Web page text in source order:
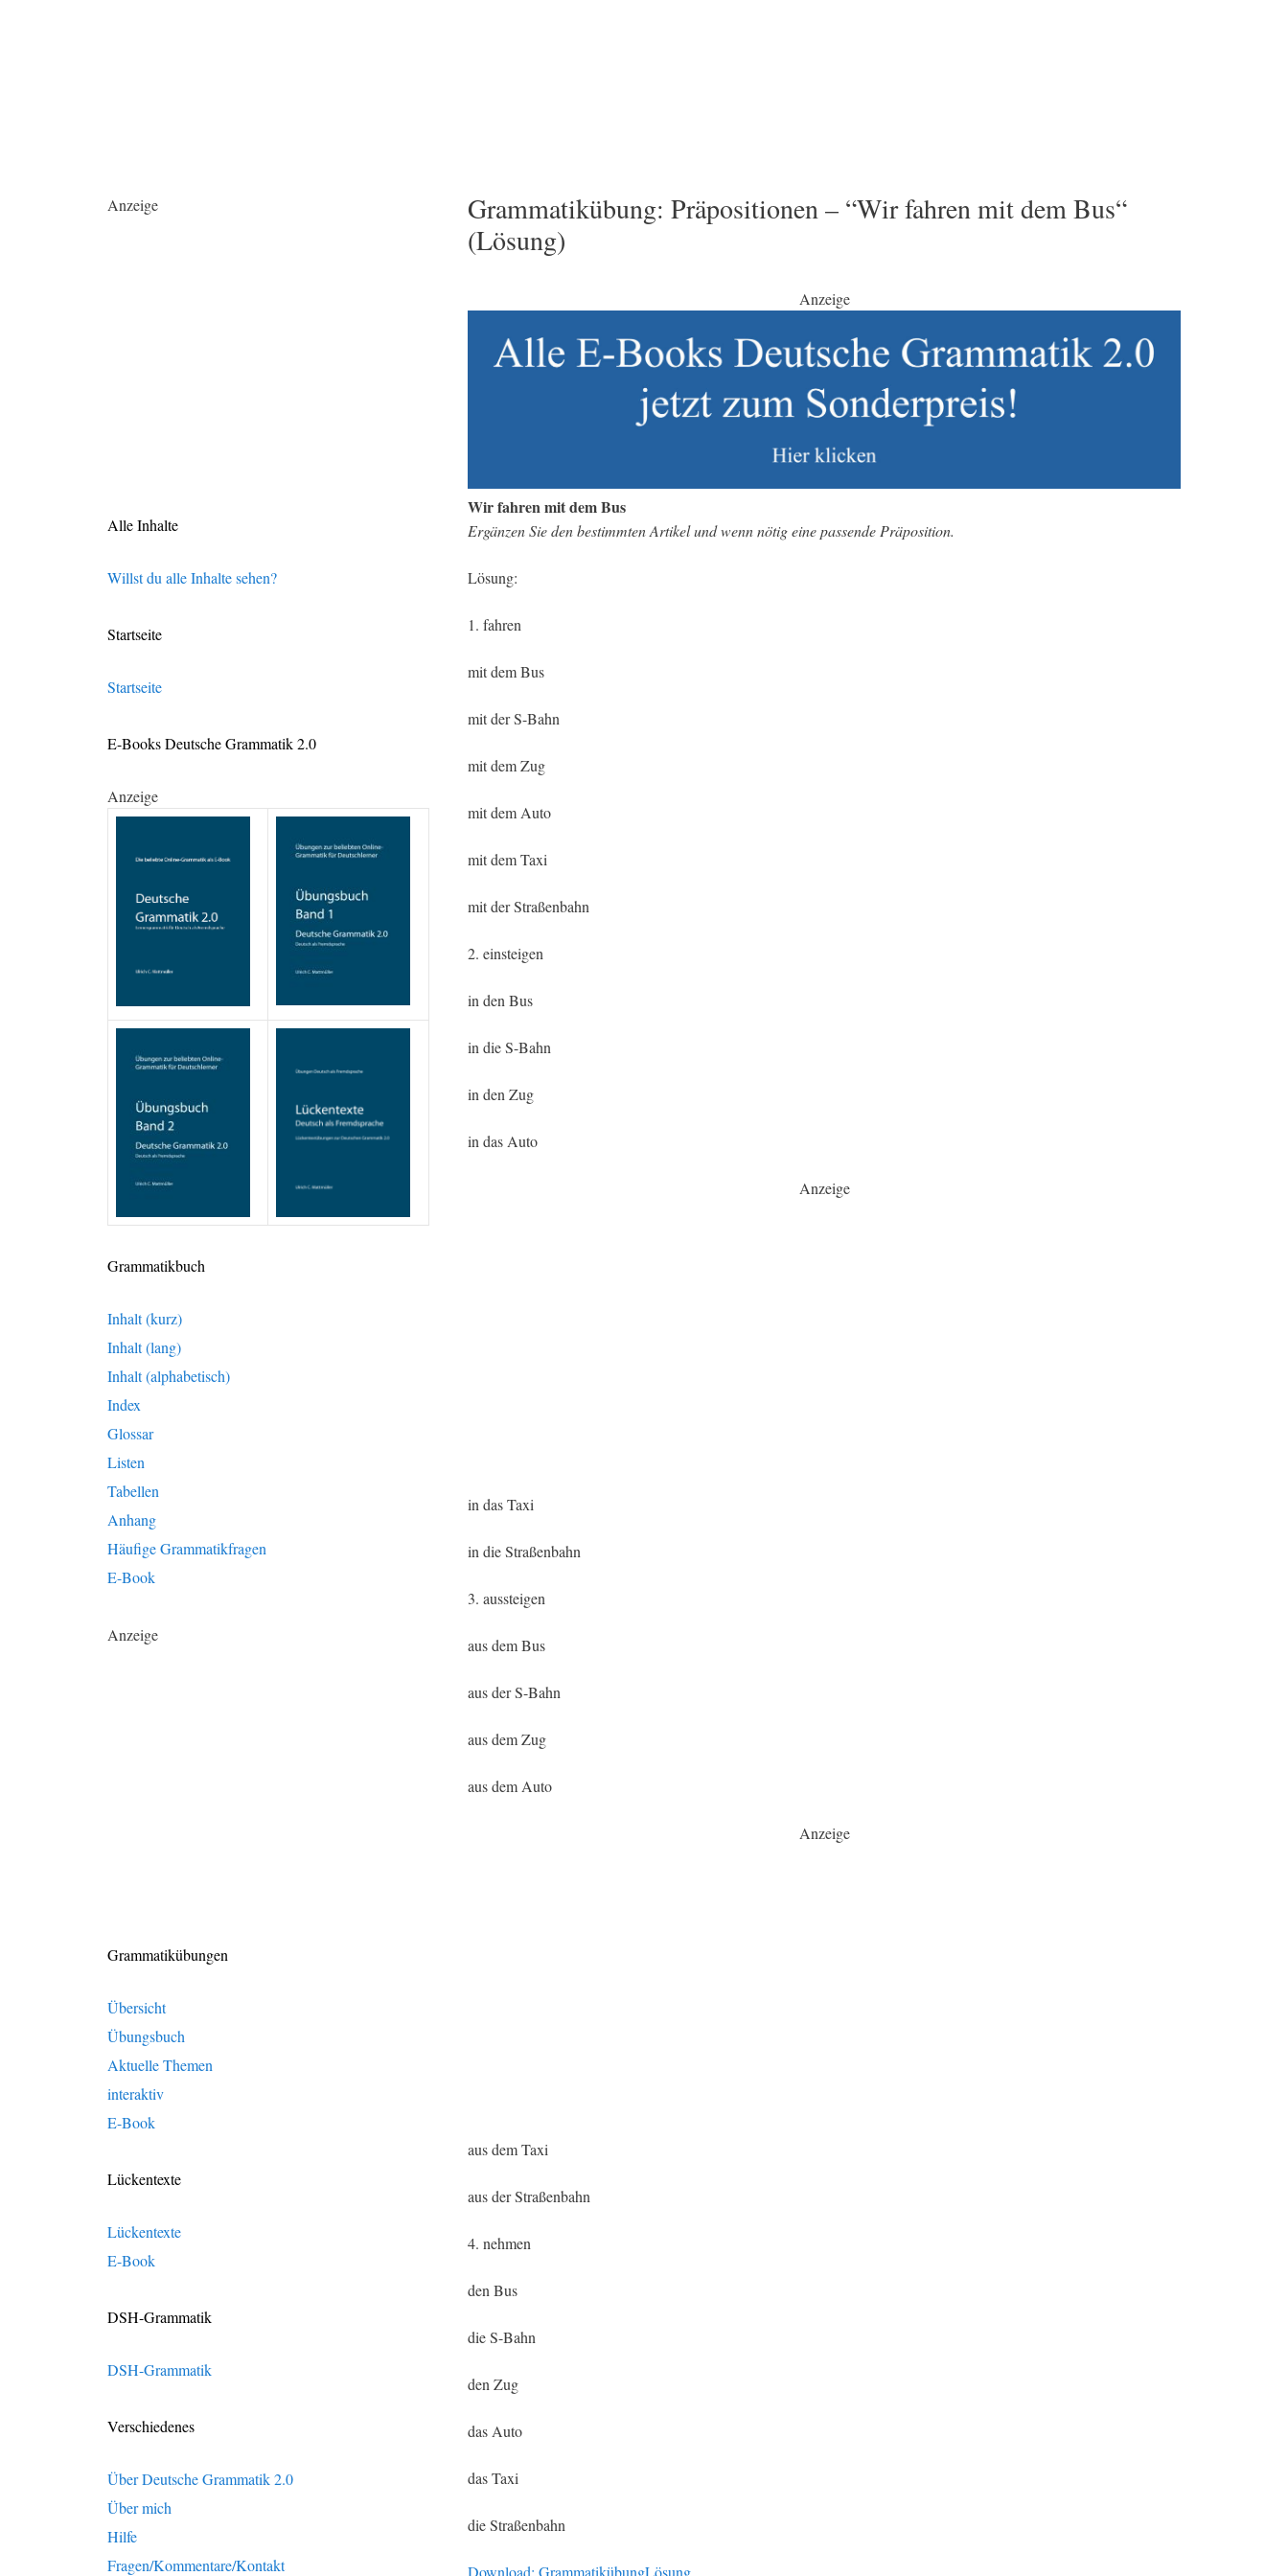
Grammatikübung: Präpositionen – “Wir fahren mit dem Bus“
(Lösung)
Anzeige
Wir fahren mit dem Bus
Ergänzen Sie den bestimmten Artikel und wenn nötig eine passende Präposition.
Lösung:
1. fahren
mit dem Bus
mit der S-Bahn
mit dem Zug
mit dem Auto
mit dem Taxi
mit der Straßenbahn
2. einsteigen
in den Bus
in die S-Bahn
in den Zug
in das Auto
Anzeige
in das Taxi
in die Straßenbahn
3. aussteigen
aus dem Bus
aus der S-Bahn
aus dem Zug
aus dem Auto
Anzeige
aus dem Taxi
aus der Straßenbahn
4. nehmen
den Bus
die S-Bahn
den Zug
das Auto
das Taxi
die Straßenbahn
Anzeige
Alle Inhalte
Willst du alle Inhalte sehen?
Startseite
Startseite
E-Books Deutsche Grammatik 2.0
Anzeige
Grammatikbuch
Inhalt (kurz)
Inhalt (lang)
Inhalt (alphabetisch)
Index
Glossar
Listen
Tabellen
Anhang
Häufige Grammatikfragen
E-Book
Anzeige
Grammatikübungen
Übersicht
Übungsbuch
Aktuelle Themen
interaktiv
E-Book
Lückentexte
Lückentexte
E-Book
DSH-Grammatik
DSH-Grammatik
Verschiedenes
Über Deutsche Grammatik 2.0
Über mich
Hilfe
Fragen/Kommentare/Kontakt